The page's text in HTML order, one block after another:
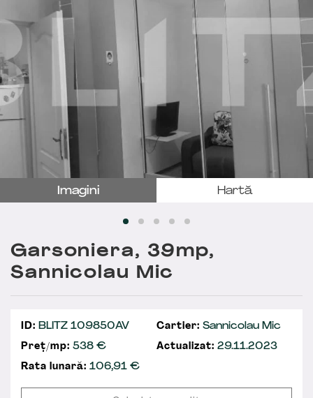
Imagini Hartă
Garsoniera, 39mp,
Sannicolau Mic
ID: BLITZ 109850AV Cartier: Sannicolau Mic
Preț/mp: 538 € Actualizat: 29.11.2023
Rata lunară: 106,91€